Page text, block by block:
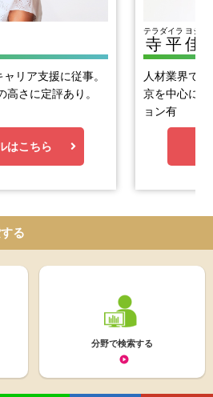
リア支援に従事。
さに定評あり。
はこちら
寺平
テラダイラ
佳
ヨシヒ
人材業界で
京を中心に
ョン有
る
分野で検索する